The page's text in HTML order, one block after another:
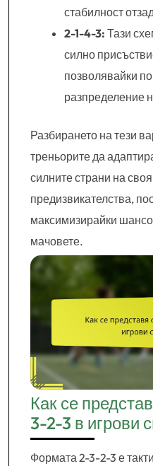
стабилност
2-1-4-3: Тази
силно
позволявайки
разпределение
Разбирането на тези
треньорите да
силните страни на
предизвикателства,
максимизирайки
мачовете.
Как се
3-2-3 в игрови
Формата 2-3-2-3 е